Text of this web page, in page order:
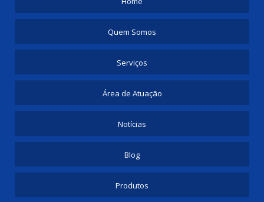
Quem Somos
Serviços
Área de Atuação
Notícias
Blog
Produtos